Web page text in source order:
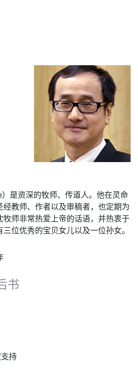
是资深的牧师、传道人。他在灵命
经教师、作者以及审稿者，也定期为
牧师非常热爱上帝的话语，并热衷于
位优秀的宝贝女儿以及一位孙女。
书
持